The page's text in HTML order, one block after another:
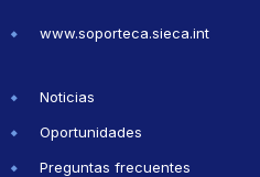
www.soporteca.sieca.int
Noticias
Oportunidades
Preguntas frecuentes